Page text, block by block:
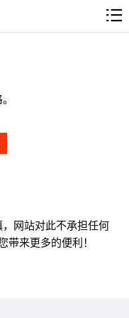
网站对此不承担任何
来更多的便利！